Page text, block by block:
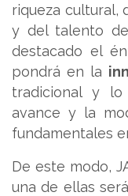
riqueza cultural,
y del talento
destacado el
pondrá en la
tradicional y
avance y la
fundamentales
De este modo,
una de ellas